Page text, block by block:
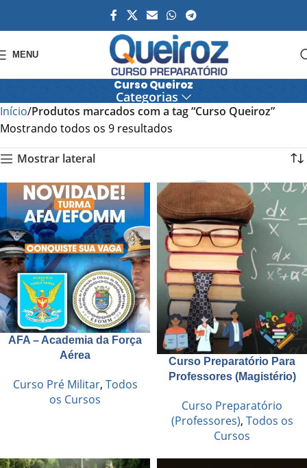
MENU
Curso Queiroz
Categorias
Início Produtos marcados com a tag “Curso Queiroz”
Mostrando todos os 9 resultados
Mostrar lateral
AFA – Academia da Força
Aérea
Curso Pré Militar, Todos
os Cursos
Curso Preparatório Para
Professores (Magistério)
Curso Preparatório
(Professores), Todos os
Cursos